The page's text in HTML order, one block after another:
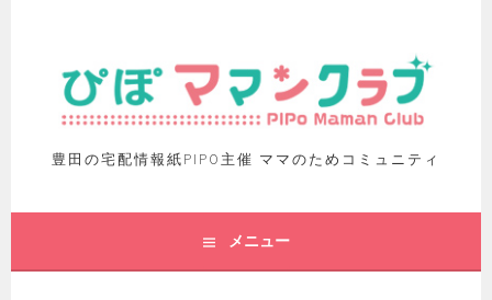
豊田の宅配情報紙PIPO主催 ママのためコミュニティ
メニュー